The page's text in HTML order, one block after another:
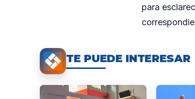
para
TE PUEDE INTERESAR